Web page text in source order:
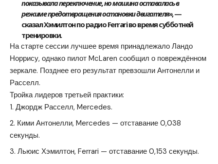
показывала переключение, но машина оставалась в
режиме предотвращения остановки двигателя», —
сказал Хэмилтон по радио Ferrari во время субботней
тренировки.
На старте сессии лучшее время принадлежало Ландо
Норрису, однако пилот McLaren сообщил о повреждённом
зеркале. Позднее его результат превзошли Антонелли и
Расселл.
Тройка лидеров третьей практики:
Джордж Расселл, Mercedes.
Кими Антонелли, Mercedes — отставание 0,038
секунды.
Льюис Хэмилтон, Ferrari — отставание 0,153 секунды.